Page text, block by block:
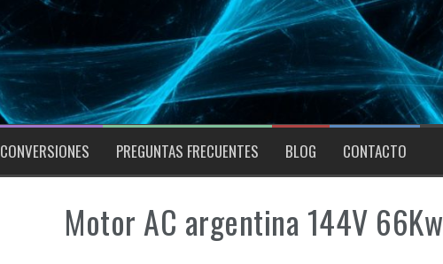
CONVERSIONES PREGUNTAS FRECUENTES BLOG CONTACTO
Motor AC argentina 144V 66Kw